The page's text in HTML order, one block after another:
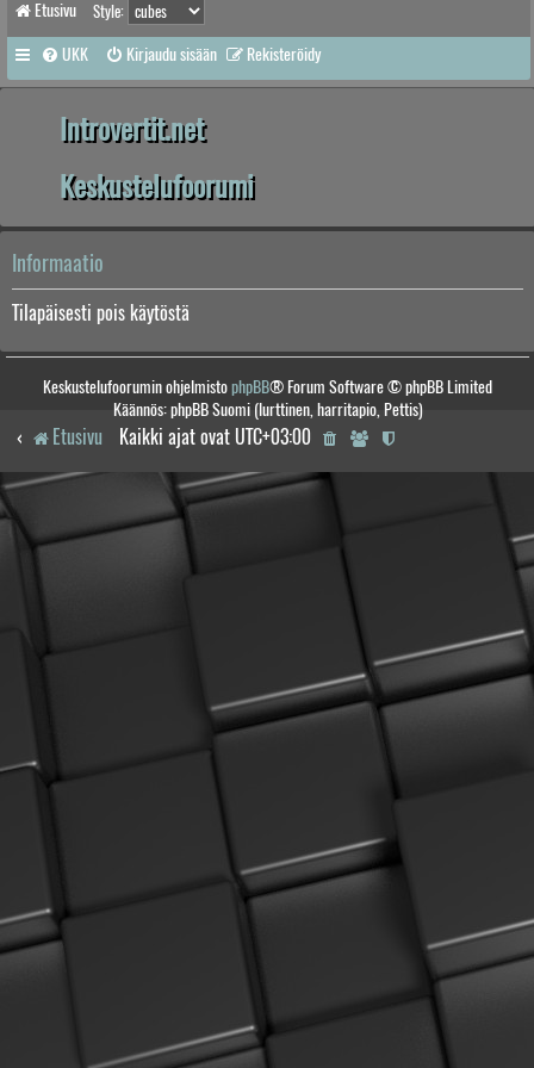
Etusivu Style:
UKK Kirjaudu sisään Rekisteröidy
Introvertit.net
Keskustelufoorumi
Informaatio
Tilapäisesti pois käytöstä
Keskustelufoorumin ohjelmistophpBB® Forum Software © phpBB Limited
Käännös: phpBB Suomi (lurttinen, harritapio, Pettis)
Etusivu Kaikki ajat ovat UTC+03:00